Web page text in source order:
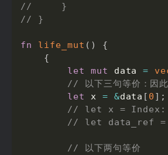
//     }
// }
fn life_mut ( )
{
{
let
mut data =
// 以下三句等价：因
let x = &data [ 0 ] ;
// let x =
// let data_ref =
// 以下两句等价